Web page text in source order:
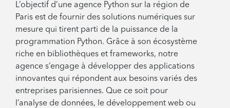
L’objectif d’une agence Python sur la région de
Paris est de fournir des solutions numériques sur
mesure qui tirent parti de la puissance de la
programmation Python. Grâce à son écosystème
riche en bibliothèques et frameworks, notre
agence s’engage à développer des applications
innovantes qui répondent aux besoins variés des
entreprises parisiennes. Que ce soit pour
l’analyse de données, le développement web ou